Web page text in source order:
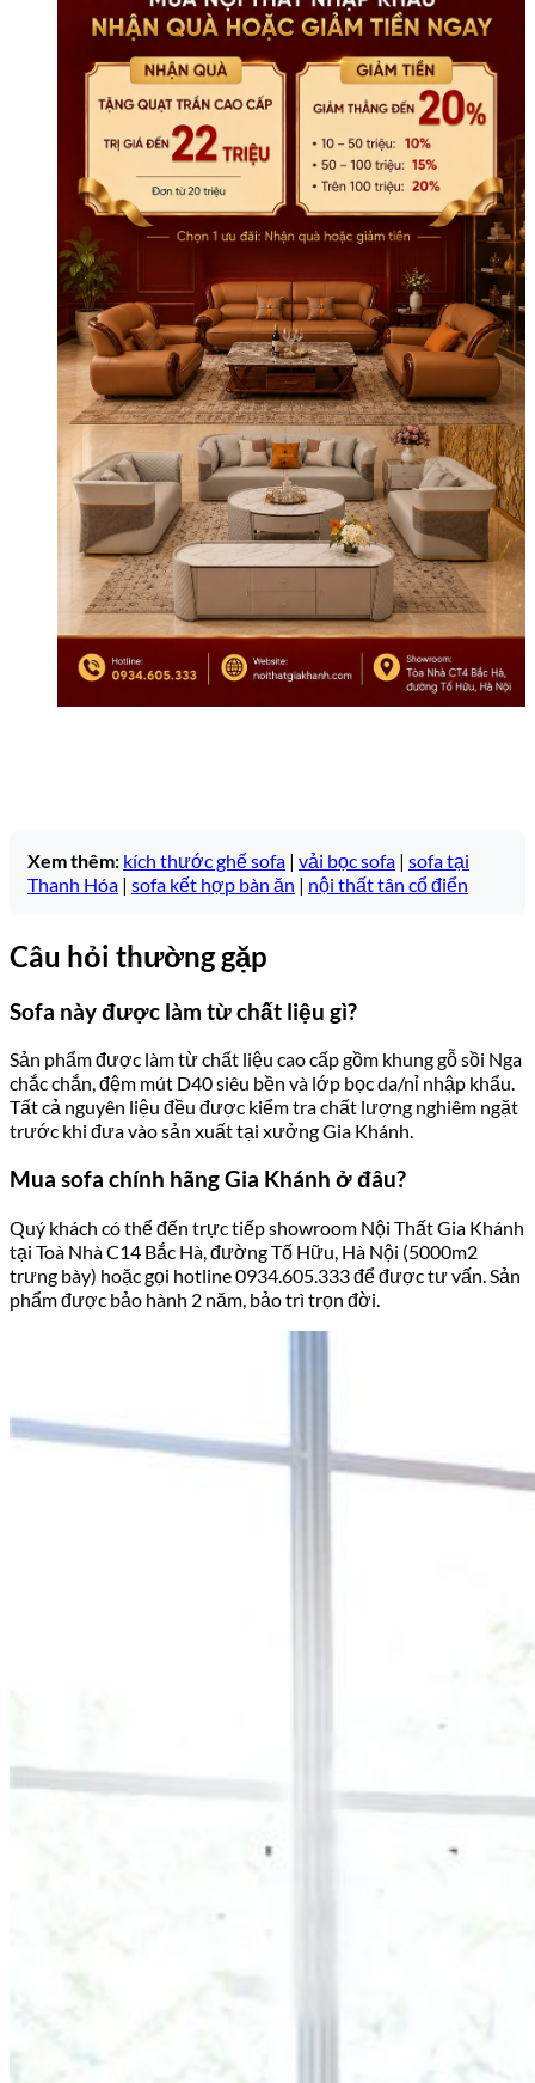
Xem thêm: kích thước ghế sofa | vải bọc sofa | sofa tại
Thanh Hóa | sofa kết hợp bàn ăn | nội thất tân cổ điển
Câu hỏi thường gặp
Sofa này được làm từ chất liệu gì?
Sản phẩm được làm từ chất liệu cao cấp gồm khung gỗ sồi Nga
chắc chắn, đệm mút D40 siêu bền và lớp bọc da/nỉ nhập khẩu.
Tất cả nguyên liệu đều được kiểm tra chất lượng nghiêm ngặt
trước khi đưa vào sản xuất tại xưởng Gia Khánh.
Mua sofa chính hãng Gia Khánh ở đâu?
Quý khách có thể đến trực tiếp showroom Nội Thất Gia Khánh
tại Toà Nhà C14 Bắc Hà, đường Tố Hữu, Hà Nội (5000m2
trưng bày) hoặc gọi hotline 0934.605.333 để được tư vấn. Sản
phẩm được bảo hành 2 năm, bảo trì trọn đời.